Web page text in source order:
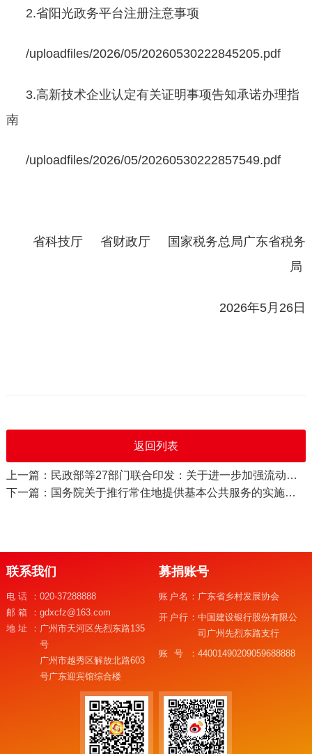
2.省阳光政务平台注册注意事项
/uploadfiles/2026/05/20260530222845205.pdf
3.高新技术企业认定有关证明事项告知承诺办理指
南
/uploadfiles/2026/05/20260530222857549.pdf
省科技厅 省财政厅
国家税务总局广东省税务
局
2026年5月26日
返回列表
上一篇：民政部等27部门联合印发：关于进一步加强流动儿童和留守儿童“精准摸排、精确建档、精细服务”工作的通知
下一篇：国务院关于推行常住地提供基本公共服务的实施意见
联系我们
电话： 020-37288888
邮箱： gdxcfz@163.com
地址： 广州市天河区先烈东路135
号
广州市越秀区解放北路603
号广东迎宾馆综合楼
募捐账号
账户名： 广东省乡村发展协会
开户行：中国建设银行股份有限公
司广州先烈东路支行
账号：44001490209059688888